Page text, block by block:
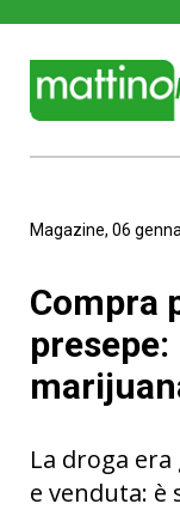
Magazine, 06
Compra
La droga
e venduta: è